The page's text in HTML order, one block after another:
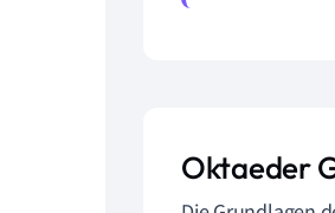
Oktaeder